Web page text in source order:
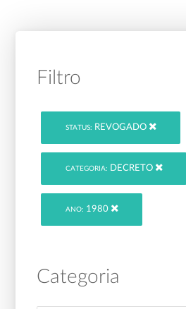
Filtro
STATUS: REVOGADO
CATEGORIA: DECRETO
ANO: 1980
Categoria